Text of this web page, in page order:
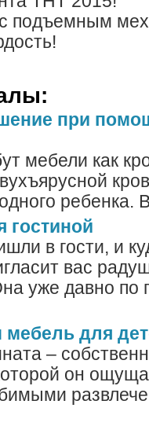
подъемным
при
мебели как
ребенка.
гостиной
в гости, и
вас
уже давно по
для
–
он